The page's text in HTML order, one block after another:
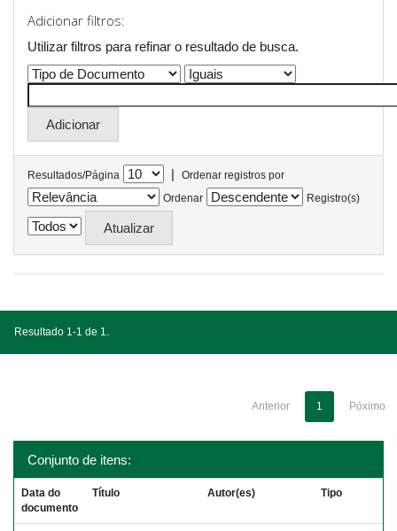
Adicionar filtros:
Utilizar filtros para refinar o resultado de busca.
Resultados/Página |
Ordenar registros por
Ordenar
Registro(s)
Resultado 1-1 de 1.
Anterior 1 Póximo
Conjunto de itens:
Data do
documento
Título Autor(es) Tipo